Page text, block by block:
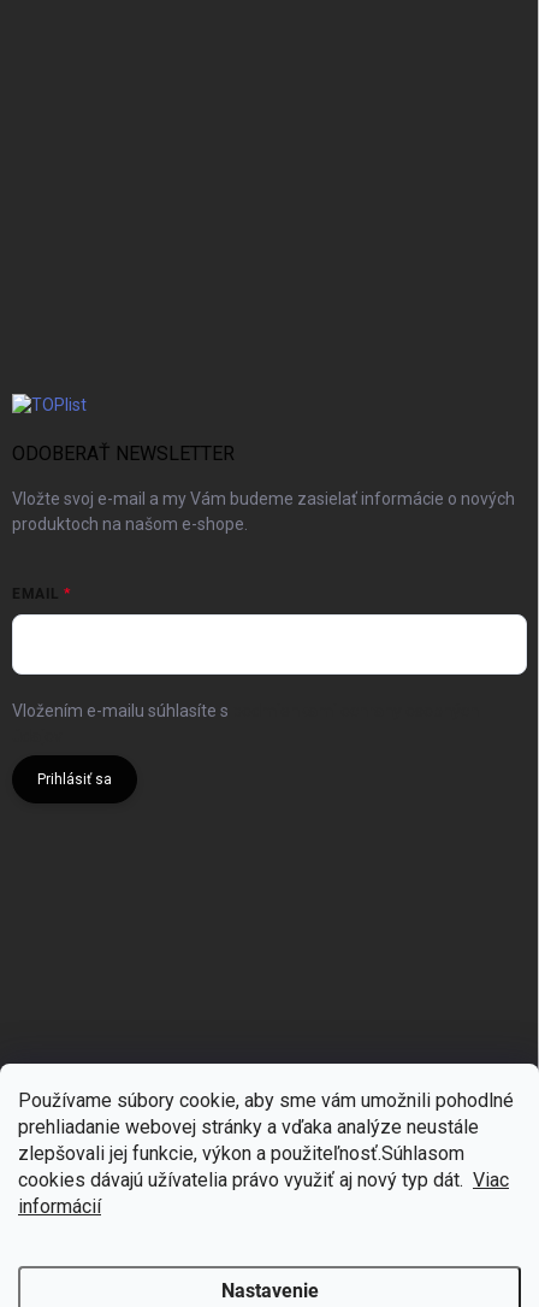
Používame súbory cookie, aby sme vám umožnili pohodlné
prehliadanie webovej stránky a vďaka analýze neustále
zlepšovali jej funkcie, výkon a použiteľnosť.Súhlasom
cookies dávajú užívatelia právo využiť aj nový typ dát. Viac
informácií
Nastavenie
ODOBERAŤ NEWSLETTER
Vložte svoj e-mail a my Vám budeme zasielať informácie o nových
produktoch na našom e-shope.
EMAIL
Vložením e-mailu súhlasíte s
Prihlásiť sa
Copyright 2026 mgmoda.sk . Všetky práva vyhradené.Upraviť nastavenie
🎁Získajte 7 % zľavu na prvý nákup
Prihláste sa k odberu noviniek